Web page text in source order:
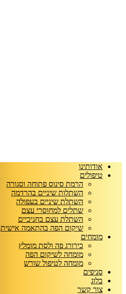
אודותינו
טיפולים
הרמת סינוס פתוחה וסגורה
השתלות שיניים בהרדמה
השתלת שיניים בעפולה
שתלים למחוסרי עצם
השתלת עצם בחניכיים
שיקום הפה בהתאמה אישית
מומחים
כירורג פה ולסת מומלץ
מומחה לשיקום הפה
מומחה לטיפול שורש
סניפים
בלוג
צור קשר